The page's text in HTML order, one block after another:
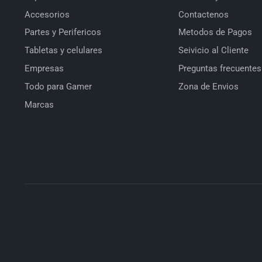
Accesorios
Partes y Perifericos
Tabletas y celulares
Empresas
Todo para Gamer
Marcas
Contactenos
Metodos de Pagos
Seivicio al Cliente
Preguntas frecuentes
Zona de Envios